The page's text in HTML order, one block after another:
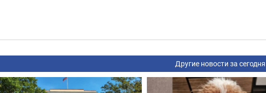
Другие новости за сегодня